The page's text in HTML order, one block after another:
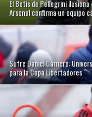
El Betis de Pellegrini
Arsenal confirma un equipo
Sufre Daniel Garnero:
para la Copa Libertadores